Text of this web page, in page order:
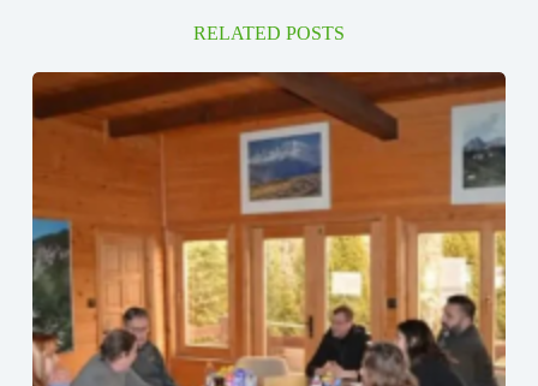
RELATED POSTS